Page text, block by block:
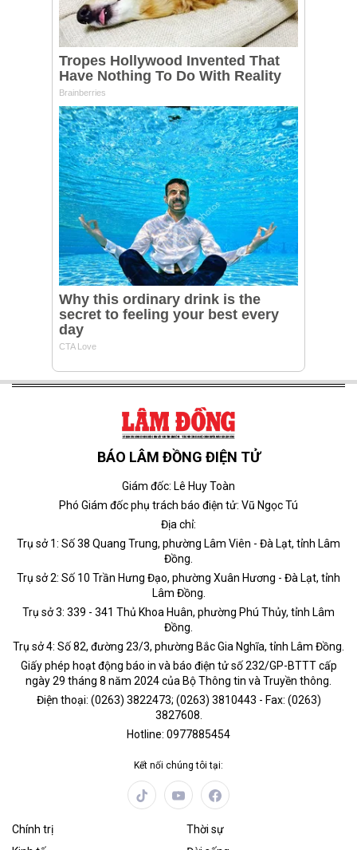
BÁO LÂM ĐỒNG ĐIỆN TỬ
Giám đốc: Lê Huy Toàn
Phó Giám đốc phụ trách báo điện tử: Vũ Ngọc Tú
Địa chỉ:
Trụ sở 1: Số 38 Quang Trung, phường Lâm Viên - Đà Lạt, tỉnh Lâm
Đồng.
Trụ sở 2: Số 10 Trần Hưng Đạo, phường Xuân Hương - Đà Lạt, tỉnh
Lâm Đồng.
Trụ sở 3: 339 - 341 Thủ Khoa Huân, phường Phú Thủy, tỉnh Lâm
Đồng.
Trụ sở 4: Số 82, đường 23/3, phường Bắc Gia Nghĩa, tỉnh Lâm Đồng.
Giấy phép hoạt động báo in và báo điện tử số 232/GP-BTTT cấp
ngày 29 tháng 8 năm 2024 của Bộ Thông tin và Truyền thông.
Điện thoại: (0263) 3822473; (0263) 3810443 - Fax: (0263)
3827608.
Hotline: 0977885454
Kết nối chúng tôi tại:
Chính trị
Thời sự